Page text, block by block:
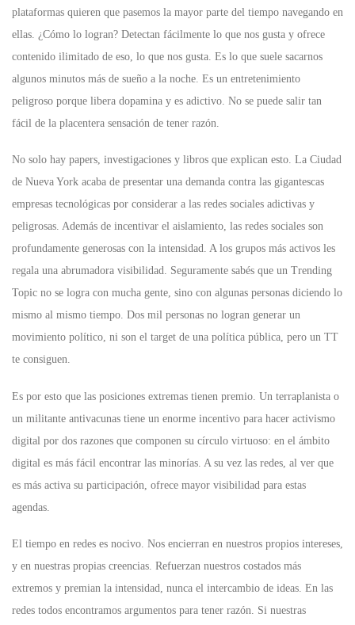
plataformas quieren que pasemos la mayor parte del tiempo navegando en
ellas. ¿Cómo lo logran? Detectan fácilmente lo que nos gusta y ofrece
contenido ilimitado de eso, lo que nos gusta. Es lo que suele sacarnos
algunos minutos más de sueño a la noche. Es un entretenimiento
peligroso porque libera dopamina y es adictivo. No se puede salir tan
fácil de la placentera sensación de tener razón.
No solo hay papers, investigaciones y libros que explican esto. La Ciudad
de Nueva York acaba de presentar una demanda contra las gigantescas
empresas tecnológicas por considerar a las redes sociales adictivas y
peligrosas. Además de incentivar el aislamiento, las redes sociales son
profundamente generosas con la intensidad. A los grupos más activos les
regala una abrumadora visibilidad. Seguramente sabés que un Trending
Topic no se logra con mucha gente, sino con algunas personas diciendo lo
mismo al mismo tiempo. Dos mil personas no logran generar un
movimiento político, ni son el target de una política pública, pero un TT
te consiguen.
Es por esto que las posiciones extremas tienen premio. Un terraplanista o
un militante antivacunas tiene un enorme incentivo para hacer activismo
digital por dos razones que componen su círculo virtuoso: en el ámbito
digital es más fácil encontrar las minorías. A su vez las redes, al ver que
es más activa su participación, ofrece mayor visibilidad para estas
agendas.
El tiempo en redes es nocivo. Nos encierran en nuestros propios intereses,
y en nuestras propias creencias. Refuerzan nuestros costados más
extremos y premian la intensidad, nunca el intercambio de ideas. En las
redes todos encontramos argumentos para tener razón. Si nuestras